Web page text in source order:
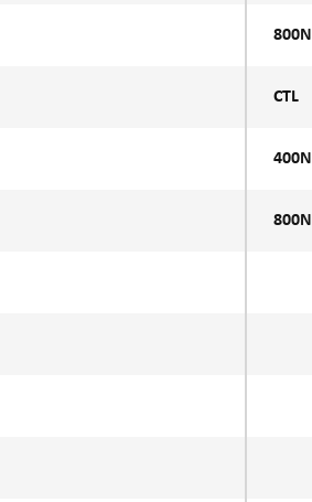
800N
CTL
400N
800N